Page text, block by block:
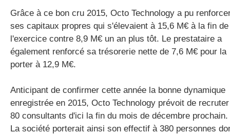
Grâce à ce bon cru 2015, Octo Technology a pu
ses capitaux propres qui s'élevaient à 15,6 M€ à la fin de
l'exercice contre 8,9 M€ un an plus tôt. Le prestataire a
également renforcé sa trésorerie nette de 7,6 M€ pour la
porter à 12,9 M€.
Anticipant de confirmer cette année la bonne dynamique
enregistrée en 2015, Octo Technology prévoit de recruter
80 consultants d'ici la fin du mois de décembre prochain.
La société porterait ainsi son effectif à 380 personnes